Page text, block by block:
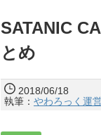
SATANIC
とめ
2018/06/18
執筆： やわろっく運